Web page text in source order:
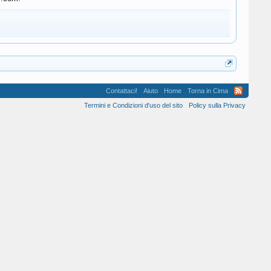
Contattaci! Aiuto Home
Torna in Cima
Termini e Condizioni d'uso del sito
Policy sulla Privacy